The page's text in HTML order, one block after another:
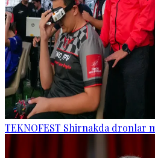
TEKNOFEST Shirnakda dronlar